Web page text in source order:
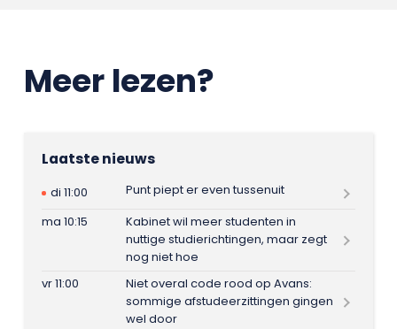
Meer lezen?
Laatste nieuws
di 11:00
Punt piept er even tussenuit
ma 10:15
Kabinet wil meer studenten in
nuttige studierichtingen, maar zegt
nog niet hoe
vr 11:00
Niet overal code rood op Avans:
sommige afstudeerzittingen gingen
wel door